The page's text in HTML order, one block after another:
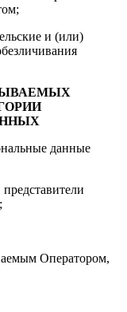
и (или)
данные
Оператором,